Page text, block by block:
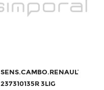
SENS.CAMBO.RENAULT/DACIA
237310135R 3LIG